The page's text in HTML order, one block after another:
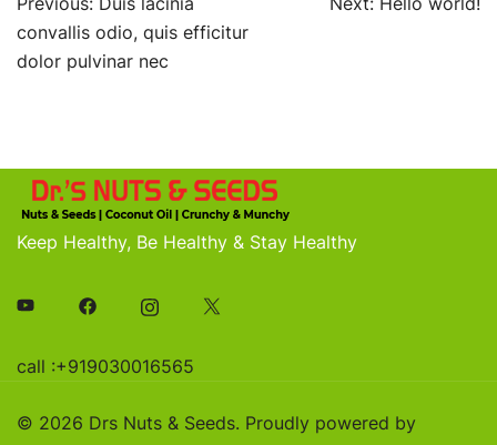
navigation
convallis odio, quis efficitur
dolor pulvinar nec
Keep Healthy, Be Healthy & Stay Healthy
call :+919030016565
© 2026 Drs Nuts & Seeds. Proudly powered by